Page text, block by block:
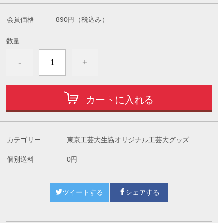
会員価格 890円 （税込み）
数量
- +
カートに入れる
カテゴリー 東京工芸大生協オリジナル工芸大グッズ
個別送料 0円
ツイートする シェアする